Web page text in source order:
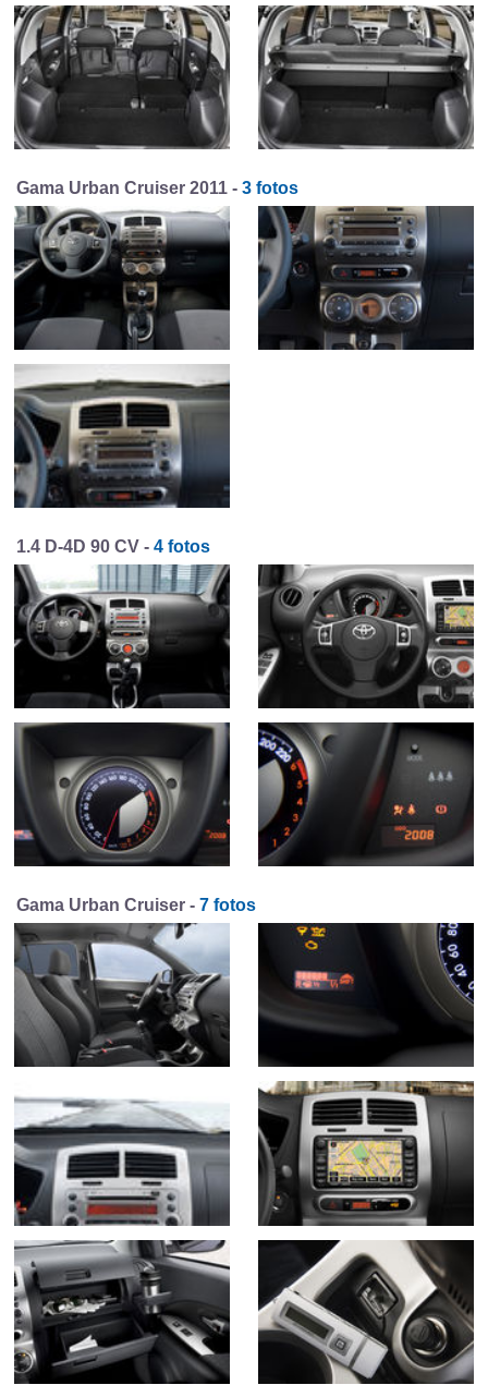
Gama Urban Cruiser 2011 - 3 fotos
1.4 D-4D 90 CV - 4 fotos
Gama Urban Cruiser - 7 fotos